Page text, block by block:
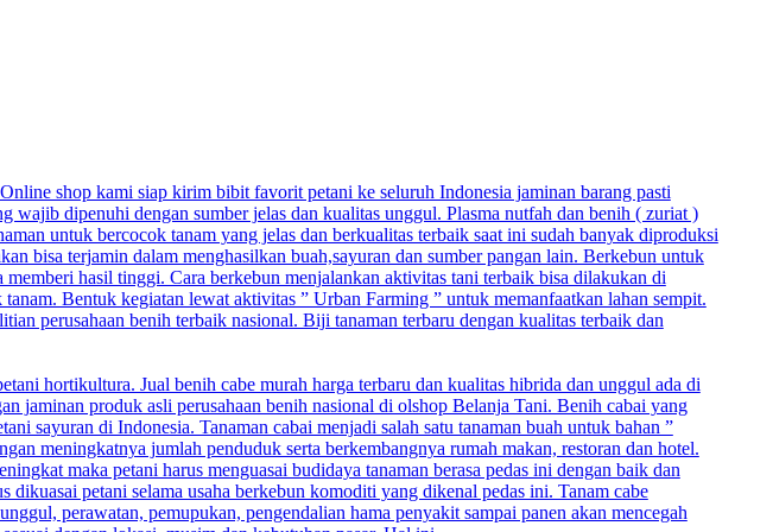
shop kami siap kirim bibit favorit petani ke seluruh Indonesia jaminan barang pasti
wajib dipenuhi dengan sumber jelas dan kualitas unggul. Plasma nutfah dan benih ( zuriat )
untuk bercocok tanam yang jelas dan berkualitas terbaik saat ini sudah banyak diproduksi
bisa terjamin dalam menghasilkan buah,sayuran dan sumber pangan lain. Berkebun untuk
hasil tinggi. Cara berkebun menjalankan aktivitas tani terbaik bisa dilakukan di
Bentuk kegiatan lewat aktivitas ” Urban Farming ” untuk memanfaatkan lahan sempit.
perusahaan benih terbaik nasional. Biji tanaman terbaru dengan kualitas terbaik dan
hortikultura. Jual benih cabe murah harga terbaru dan kualitas hibrida dan unggul ada di
jaminan produk asli perusahaan benih nasional di olshop Belanja Tani. Benih cabai yang
sayuran di Indonesia. Tanaman cabai menjadi salah satu tanaman buah untuk bahan ”
meningkatnya jumlah penduduk serta berkembangnya rumah makan, restoran dan hotel.
maka petani harus menguasai budidaya tanaman berasa pedas ini dengan baik dan
petani selama usaha berkebun komoditi yang dikenal pedas ini. Tanam cabe
perawatan, pemupukan, pengendalian hama penyakit sampai panen akan mencegah